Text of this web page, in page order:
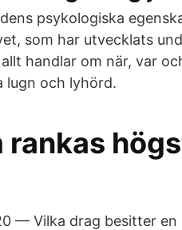
psykologiska
som har utvecklats
handlar om när, var
lugn och lyhörd.
— Vilka drag besitter